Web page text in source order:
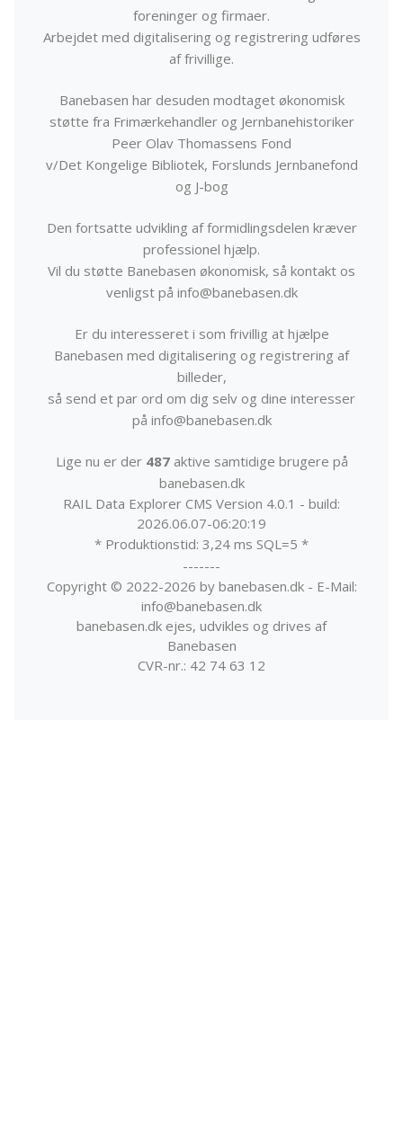
foreninger og firmaer.
Arbejdet med digitalisering og registrering udføres
af frivillige.
Banebasen har desuden modtaget økonomisk
støtte fra Frimærkehandler og Jernbanehistoriker
Peer Olav Thomassens Fond
v/Det Kongelige Bibliotek, Forslunds Jernbanefond
og J-bog
Den fortsatte udvikling af formidlingsdelen kræver
professionel hjælp.
Vil du støtte Banebasen økonomisk, så kontakt os
venligst på info@banebasen.dk
Er du interesseret i som frivillig at hjælpe
Banebasen med digitalisering og registrering af
billeder,
så send et par ord om dig selv og dine interesser
på info@banebasen.dk
Lige nu er der 487aktive samtidige brugere på
banebasen.dk
RAIL Data Explorer CMS Version 4.0.1 - build:
2026.06.07-06:20:19
* Produktionstid: 3,24 ms SQL=5 *
-------
Copyright © 2022-2026 by banebasen.dk - E-Mail:
info@banebasen.dk
banebasen.dk ejes, udvikles og drives af
Banebasen
CVR-nr.: 42 74 63 12